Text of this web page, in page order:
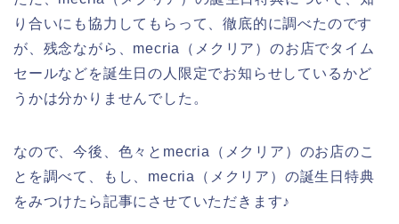
り合いにも協力してもらって、徹底的に調べたのです
が、残念ながら、mecria（メクリア）のお店でタイム
セールなどを誕生日の人限定でお知らせしているかど
うかは分かりませんでした。
なので、今後、色々とmecria（メクリア）のお店のこ
とを調べて、もし、mecria（メクリア）の誕生日特典
をみつけたら記事にさせていただきます♪